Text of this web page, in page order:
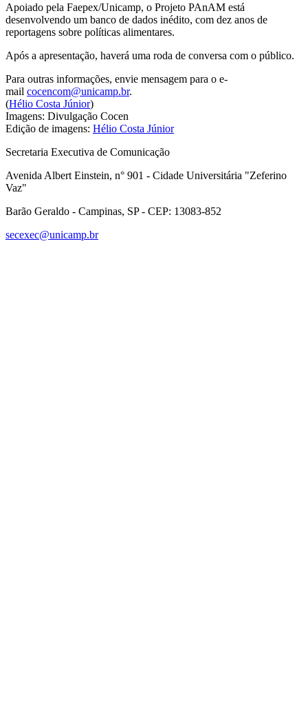
Apoiado pela Faepex/Unicamp, o Projeto PAnAM está
desenvolvendo um banco de dados inédito, com dez anos de
reportagens sobre políticas alimentares.
Após a apresentação, haverá uma roda de conversa com o público.
Para outras informações, envie mensagem para o e-
mail cocencom@unicamp.br.
(Hélio Costa Júnior)
Imagens: Divulgação Cocen
Edição de imagens: Hélio Costa Júnior
Secretaria Executiva de Comunicação
Avenida Albert Einstein, n° 901 - Cidade Universitária "Zeferino
Vaz"
Barão Geraldo - Campinas, SP - CEP: 13083-852
secexec@unicamp.br